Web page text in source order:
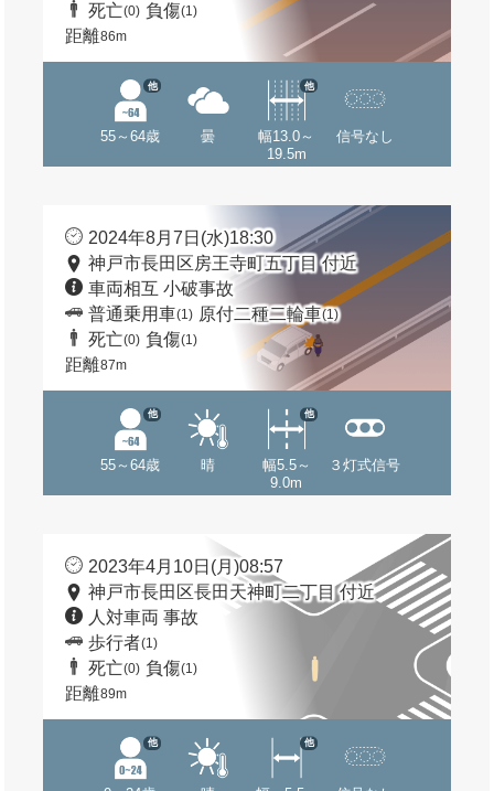
死亡(0) 負傷(1)
距離86m
55～64歳
他
曇
幅13.0～
19.5m
他
信号なし
2024年8月7日(水)18:30
神戸市長田区房王寺町五丁目 付近
車両相互 小破事故
普通乗用車(1) 原付二種二輪車(1)
死亡(0) 負傷(1)
距離87m
55～64歳
他
晴
幅5.5～
9.0m
他
３灯式信号
2023年4月10日(月)08:57
神戸市長田区長田天神町二丁目 付近
人対車両 事故
歩行者(1)
死亡(0) 負傷(1)
距離89m
他 他